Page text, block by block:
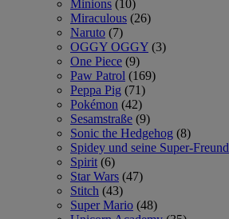
Minions (10)
Miraculous (26)
Naruto (7)
OGGY OGGY (3)
One Piece (9)
Paw Patrol (169)
Peppa Pig (71)
Pokémon (42)
Sesamstraße (9)
Sonic the Hedgehog (8)
Spidey und seine Super-
Spirit (6)
Star Wars (47)
Stitch (43)
Super Mario (48)